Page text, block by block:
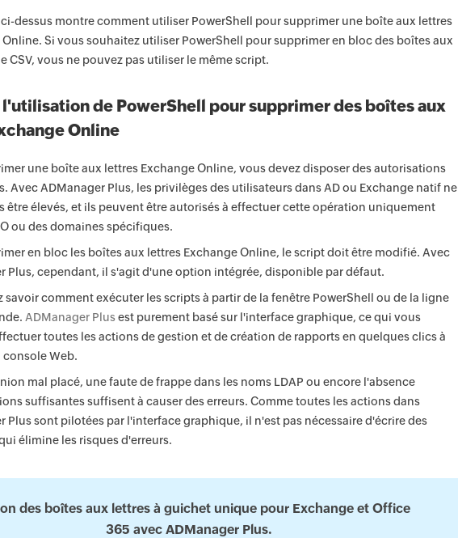
dessus montre comment utiliser PowerShell pour supprimer une boîte aux lettres
Si vous souhaitez utiliser PowerShell pour supprimer en bloc des boîtes aux
CSV, vous ne pouvez pas utiliser le même script.
de PowerShell pour supprimer des boîtes aux
Online
une boîte aux lettres Exchange Online, vous devez disposer des autorisations
Avec ADManager Plus, les privilèges des utilisateurs dans AD ou Exchange natif ne
être élevés, et ils peuvent être autorisés à effectuer cette opération uniquement
ou des domaines spécifiques.
en bloc les boîtes aux lettres Exchange Online, le script doit être modifié. Avec
Plus, cependant, il s'agit d'une option intégrée, disponible par défaut.
savoir comment exécuter les scripts à partir de la fenêtre PowerShell ou de la ligne
ADManager Plusest purement basé sur l'interface graphique, ce qui vous
toutes les actions de gestion et de création de rapports en quelques clics à
console Web.
mal placé, une faute de frappe dans les noms LDAP ou encore l'absence
suffisantes suffisent à causer des erreurs. Comme toutes les actions dans
Plus sont pilotées par l'interface graphique, il n'est pas nécessaire d'écrire des
élimine les risques d'erreurs.
des boîtes aux lettres à guichet unique pour Exchange et Office
365 avec ADManager Plus.